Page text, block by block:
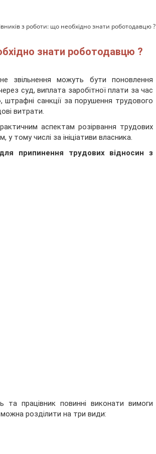
з роботи: що необхідно знати роботодавцю ?
знати роботодавцю ?
звільнення можуть бути поновлення
суд, виплата заробітної плати за час
штрафні санкції за порушення трудового
витрати.
аспектам розірвання трудових
у тому числі за ініціативи власника.
припинення трудових відносин з
працівник повинні виконати вимоги
розділити на три види: